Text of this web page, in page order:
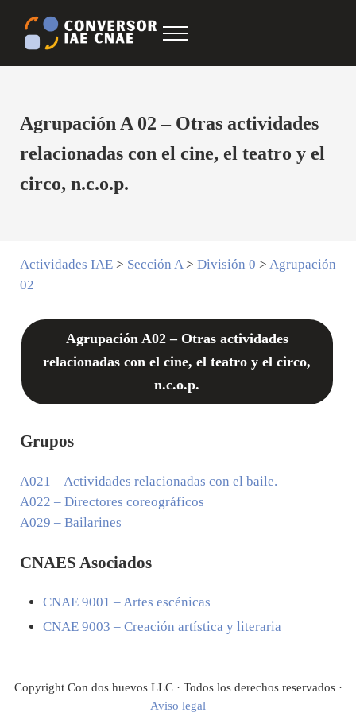
Conversor IAE CNAE
Menu
Agrupación A 02 – Otras actividades
relacionadas con el cine, el teatro y el
circo, n.c.o.p.
Actividades IAE> Sección A> División 0 > Agrupación
02
Agrupación A02 – Otras actividades
relacionadas con el cine, el teatro y el circo,
n.c.o.p.
Grupos
A021 – Actividades relacionadas con el baile.
A022 – Directores coreográficos
A029 – Bailarines
CNAES Asociados
CNAE9001 – Artes escénicas
CNAE9003 – Creación artística y literaria
Copyright Con dos huevos LLC · Todos los derechos reservados ·
Aviso legal